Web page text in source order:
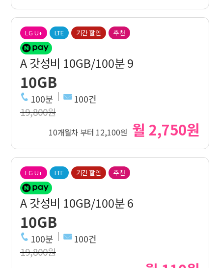
LG U+ LTE 기간 할인 추천
A 갓성비 10GB/100분 9
10GB
100분 100건
19,800원
10개월차 부터 12,100원 월 2,750원
LG U+ LTE 기간 할인 추천
A 갓성비 10GB/100분 6
10GB
100분 100건
19,800원